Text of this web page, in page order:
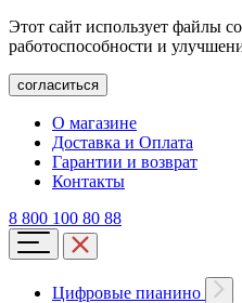
Этот сайт использует файлы
работоспособности и
согласиться
О магазине
Доставка и Оплата
Гарантии и возврат
Контакты
8 800 100 80 88
Цифровые пианино